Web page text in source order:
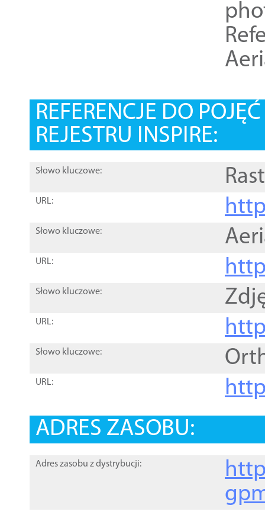
REFERENCJE DO
REJESTRU INSPIRE:
Słowo kluczowe:
URL:
Słowo kluczowe:
URL:
Słowo kluczowe:
URL:
Słowo kluczowe:
URL:
ADRES ZASOBU:
Adres zasobu z dystrybucji: